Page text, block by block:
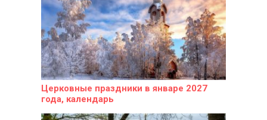
Церковные праздники в январе 2027
года, календарь